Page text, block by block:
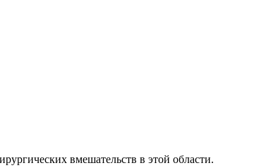
вмешательств в этой области.